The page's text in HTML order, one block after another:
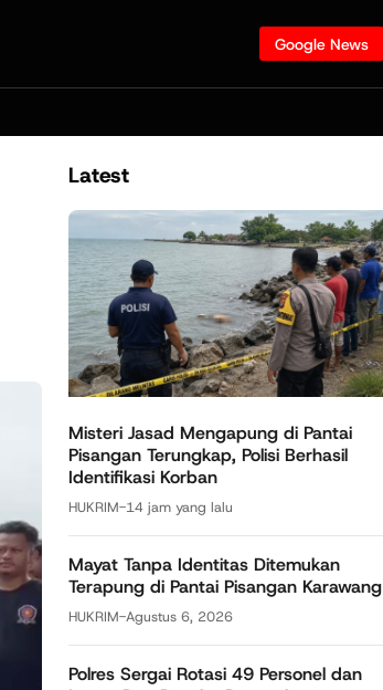
Google News
Latest
Misteri Jasad Mengapung di Pantai
Pisangan Terungkap, Polisi Berhasil
Identifikasi Korban
HUKRIM-14 jam yang lalu
Mayat Tanpa Identitas Ditemukan
Terapung di Pantai Pisangan Karawang
HUKRIM-Agustus 6, 2026
Polres Sergai Rotasi 49 Personel dan